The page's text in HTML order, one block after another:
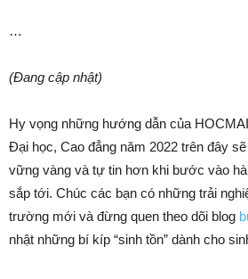
…
(Đang cập nhật)
Hy vọng những hướng dẫn của
Đại học, Cao đẳng năm 2022 trên đây
vững vàng và tự tin hơn khi bước vào
sắp tới. Chúc các bạn có những trải
trường mới và đừng quen theo dõi blog
nhật những bí kíp “sinh tồn” dành cho